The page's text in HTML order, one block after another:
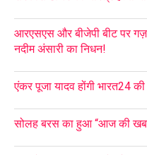
आरएसएस और बीजेपी बीट पर
नदीम अंसारी का निधन!
एंकर पूजा यादव होंगी भारत24
सोलह बरस का हुआ “आज की